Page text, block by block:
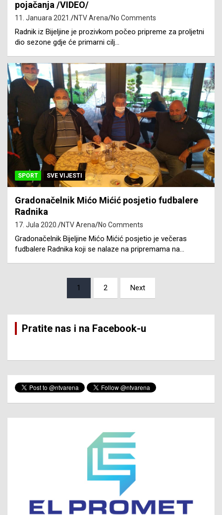
pojačanja /VIDEO/
11. Januara 2021. NTV Arena No Comments
Radnik iz Bijeljine je prozivkom počeo pripreme za proljetni
dio sezone gdje će primarni cilj…
SPORT SVE VIJESTI
Gradonačelnik Mićo Mićić posjetio fudbalere
Radnika
17. Jula 2020. NTV Arena No Comments
Gradonačelnik Bijeljine Mićo Mićić posjetio je večeras
fudbalere Radnika koji se nalaze na pripremama na…
1 2 Next
Pratite nas i na Facebook-u